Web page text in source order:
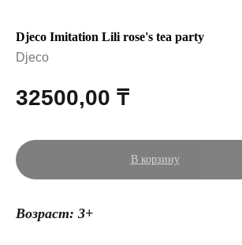
Djeco Imitation Lili rose's tea party
Djeco
32500,00 ₸
В корзину
Возраст: 3+